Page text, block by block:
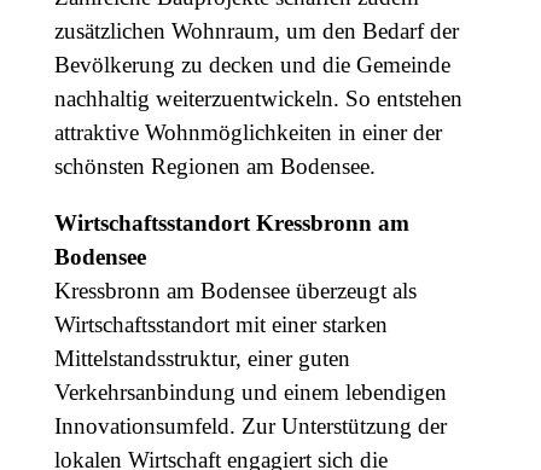
zusätzlichen Wohnraum, um den Bedarf der
Bevölkerung zu decken und die Gemeinde
nachhaltig weiterzuentwickeln. So entstehen
attraktive Wohnmöglichkeiten in einer der
schönsten Regionen am Bodensee.
Wirtschaftsstandort Kressbronn am
Bodensee
Kressbronn am Bodensee überzeugt als
Wirtschaftsstandort mit einer starken
Mittelstandsstruktur, einer guten
Verkehrsanbindung und einem lebendigen
Innovationsumfeld. Zur Unterstützung der
lokalen Wirtschaft engagiert sich die